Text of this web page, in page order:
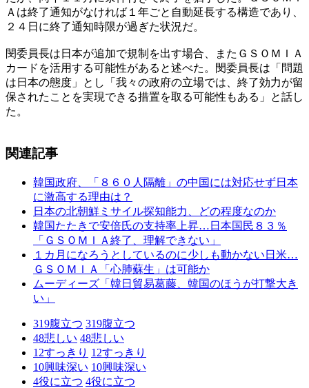
Ａは終了通知がなければ１年ごと自動延長する構造であり、
２４日に終了通知時限が過ぎた状況だ。
閔委員長は日本が追加で規制を出す場合、またＧＳＯＭＩＡ
カードを活用する可能性があると述べた。閔委員長は「問題
は日本の態度」とし「我々の政府の立場では、終了効力が留
保されたことを実現できる措置を取る可能性もある」と話し
た。
関連記事
韓国政府、「８６０人隔離」の中国には対応せず日本
に激高する理由は？
日本の北朝鮮ミサイル探知能力、どの程度なのか
韓国たたきで安倍氏の支持率上昇…日本国民８３％
「ＧＳＯＭＩＡ終了、理解できない」
１カ月になろうとしているのに少しも動かない日米…
ＧＳＯＭＩＡ「心肺蘇生」は可能か
ムーディーズ「韓日貿易葛藤、韓国のほうが打撃大き
い」
319腹立つ 319腹立つ
48悲しい 48悲しい
12すっきり 12すっきり
10興味深い 10興味深い
4役に立つ 4役に立つ